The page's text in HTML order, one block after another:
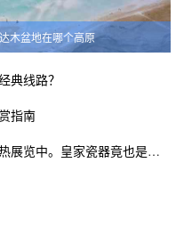
木盆地在哪个高原
典线路？
指南
《园说——北京古典名园文物展》火热展览中。皇家瓷器竟也是少女粉ins风？错过这次展览遗憾终生